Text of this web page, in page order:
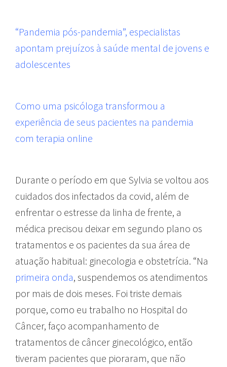
“Pandemia pós-pandemia”, especialistas
apontam prejuízos à saúde mental de jovens e
adolescentes
Como uma psicóloga transformou a
experiência de seus pacientes na pandemia
com terapia online
Durante o período em que Sylvia se voltou aos
cuidados dos infectados da covid, além de
enfrentar o estresse da linha de frente, a
médica precisou deixar em segundo plano os
tratamentos e os pacientes da sua área de
atuação habitual: ginecologia e obstetrícia. “Na
primeira onda, suspendemos os atendimentos
por mais de dois meses. Foi triste demais
porque, como eu trabalho no Hospital do
Câncer, faço acompanhamento de
tratamentos de câncer ginecológico, então
tiveram pacientes que pioraram, que não